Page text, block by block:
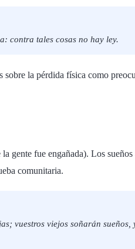
contra tales cosas no hay ley.
la pérdida física como
gente fue engañada). Los
comunitaria.
vuestros viejos soñarán sueños,